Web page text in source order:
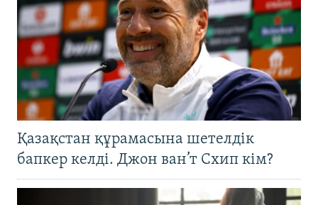
Қазақстан құрамасына шетелдік
бапкер келді. Джон ван’т Схип кім?